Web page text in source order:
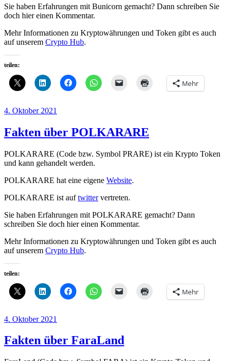
Sie haben Erfahrungen mit Bunicorn gemacht? Dann schreiben Sie
doch hier einen Kommentar.
Mehr Informationen zu Kryptowährungen und Token gibt es auch
auf unserem Crypto Hub.
teilen:
Mehr
Veröffentlicht
4. Oktober 2021
Fakten über POLKARARE
POLKARARE (Code bzw. Symbol PRARE) ist ein Krypto Token
und kann gehandelt werden.
POLKARARE hat eine eigene Website.
POLKARARE ist auftwittervertreten.
Sie haben Erfahrungen mit POLKARARE gemacht? Dann
schreiben Sie doch hier einen Kommentar.
Mehr Informationen zu Kryptowährungen und Token gibt es auch
auf unserem Crypto Hub.
teilen:
Mehr
Veröffentlicht
4. Oktober 2021
Fakten über FaraLand